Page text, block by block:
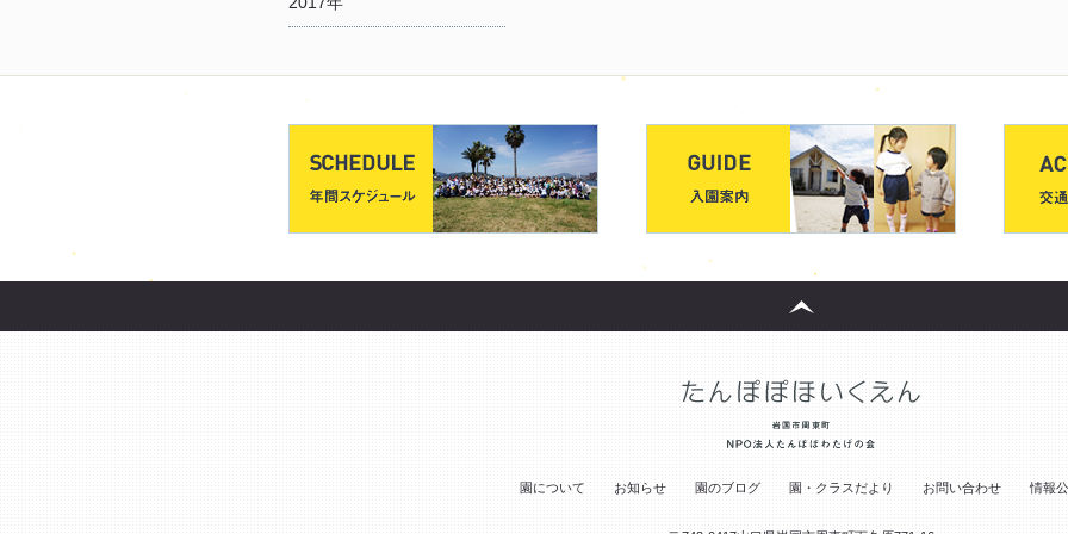
園について お知らせ 園のブログ 園・クラスだより お問い合わせ 情報